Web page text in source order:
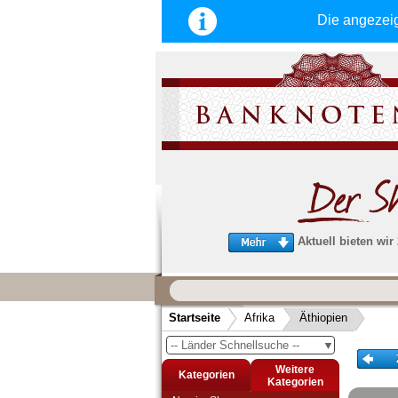
Die
Aktuell bieten wir
schnellen, sicheren und
Service
Schneller und sicherer Versand-
Bestellungen werktags bis 14:00 Uhr,
noch am selben Tag verschickt werden.
(Versand mit DHL oder Deutsche Post)
Startseite Afrika Äthiopien
▼
-- Länder Schnellsuche --
Kategorien
Weitere
Kategorien